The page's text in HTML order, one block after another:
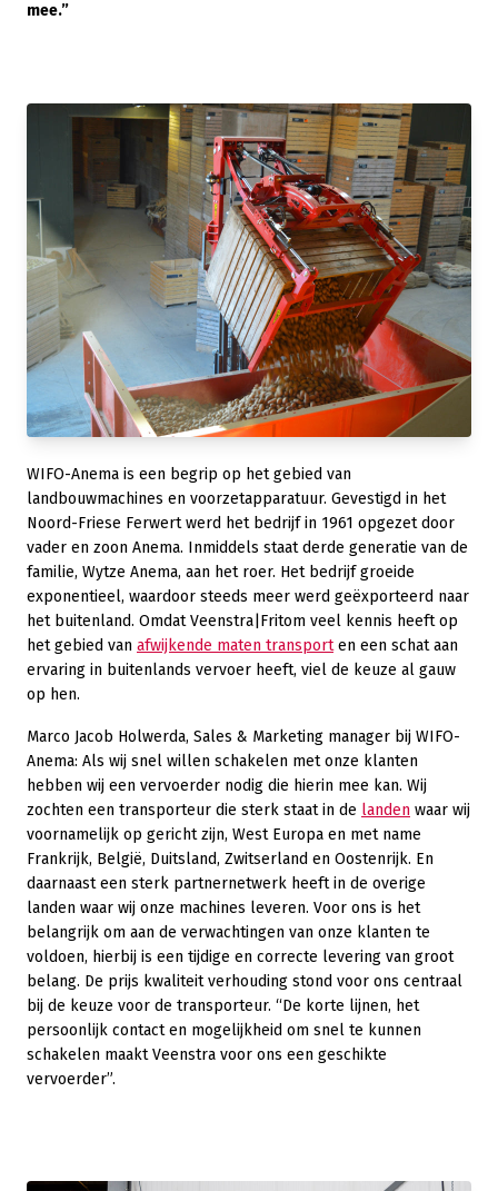
mee.”
WIFO-Anema is een begrip op het gebied van
landbouwmachines en voorzetapparatuur. Gevestigd in het
Noord-Friese Ferwert werd het bedrijf in 1961 opgezet door
vader en zoon Anema. Inmiddels staat derde generatie van de
familie, Wytze Anema, aan het roer. Het bedrijf groeide
exponentieel, waardoor steeds meer werd geëxporteerd naar
het buitenland. Omdat Veenstra|Fritom veel kennis heeft op
het gebied van afwijkende maten transporten een schat aan
ervaring in buitenlands vervoer heeft, viel de keuze al gauw
op hen.
Marco Jacob Holwerda, Sales & Marketing manager bij WIFO-
Anema: Als wij snel willen schakelen met onze klanten
hebben wij een vervoerder nodig die hierin mee kan. Wij
zochten een transporteur die sterk staat in de landen waar wij
voornamelijk op gericht zijn, West Europa en met name
Frankrijk, België, Duitsland, Zwitserland en Oostenrijk. En
daarnaast een sterk partnernetwerk heeft in de overige
landen waar wij onze machines leveren. Voor ons is het
belangrijk om aan de verwachtingen van onze klanten te
voldoen, hierbij is een tijdige en correcte levering van groot
belang. De prijs kwaliteit verhouding stond voor ons centraal
bij de keuze voor de transporteur. “De korte lijnen, het
persoonlijk contact en mogelijkheid om snel te kunnen
schakelen maakt Veenstra voor ons een geschikte
vervoerder”.